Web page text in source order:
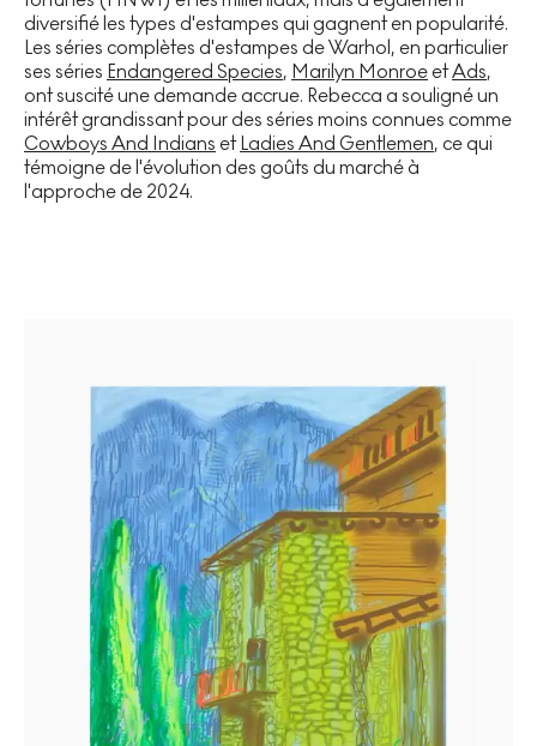
diversifié les types d'estampes qui gagnent en popularité.
Les séries complètes d'estampes de Warhol, en particulier
ses séries Endangered Species, Marilyn Monroe etAds,
ont suscité une demande accrue. Rebecca a souligné un
intérêt grandissant pour des séries moins connues comme
Cowboys And Indians etLadies And Gentlemen, ce qui
témoigne de l'évolution des goûts du marché à
l'approche de 2024.